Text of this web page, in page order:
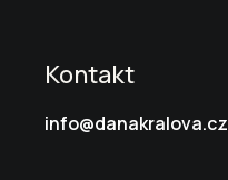
Kontakt
info@danakralova.cz